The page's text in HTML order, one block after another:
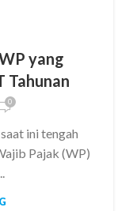
yang
Tahunan
0
ini tengah
Pajak (WP)